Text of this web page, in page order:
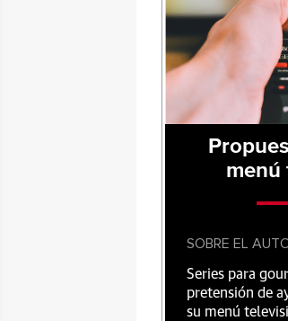
menú
SOBRE EL
Series para
pretensión de
su menú